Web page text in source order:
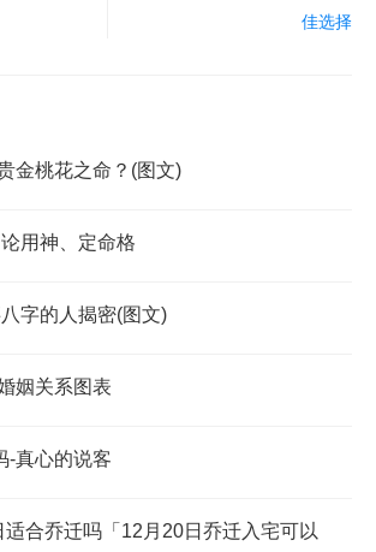
佳选择
金桃花之命？(图文)
用神、定命格
字的人揭密(图文)
姻关系图表
-真心的说客
合乔迁吗「12月20日乔迁入宅可以